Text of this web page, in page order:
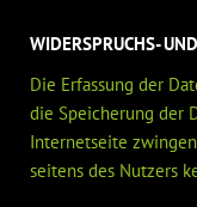
WIDERSPRUCHS-
Die Erfassung der
die Speicherung der
Internetseite
seitens des Nutzers